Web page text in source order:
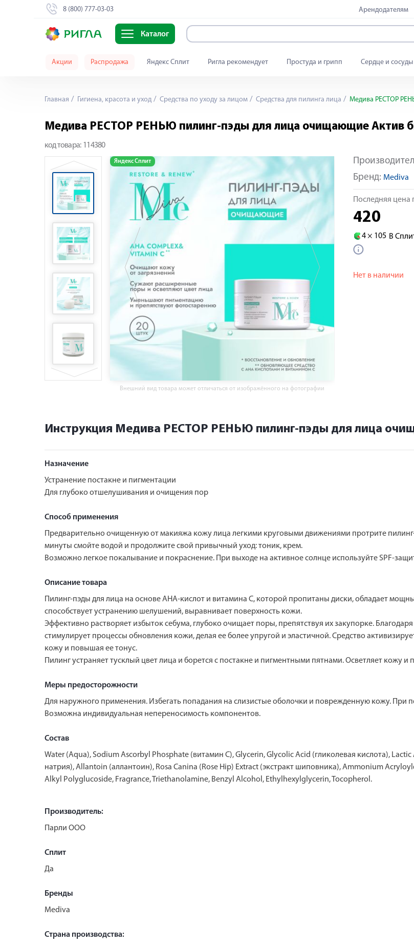
8 (800) 777-03-03 Арендодателям
Каталог
Акции Распродажа Яндекс Сплит Ригла рекомендует Простуда и грипп Сердце и сосуды
Главная Гигиена, красота и уход Средства по уходу за лицом Средства для пилинга лица Медива РЕСТОР
Медива РЕСТОР РЕНЬЮ пилинг-пэды для лица очищающие Актив
код товара: 114380
Яндекс Сплит Яндекс Сплит
Внешний вид товара может отличаться от изображённого на фотографии
Бренд: Mediva
Последняя
420
4 × 105 В
Нет в наличии
Инструкция Медива РЕСТОР РЕНЬЮ пилинг-пэды для лица
Назначение
Устранение постакне и пигментации
Для глубоко отшелушивания и очищения пор
Способ применения
Предварительно очищенную от макияжа кожу лица легкими круговыми движениями протрите пилинг-
минуты смойте водой и продолжите свой привычный уход: тоник, крем.
Возможно легкое покалывание и покраснение. При выходе на активное солнце используйте SPF-
Описание товара
Пилинг-пэды для лица на основе АНА-кислот и витамина С, которой пропитаны диски, обладает
способствует устранению шелушений, выравнивает поверхность кожи.
Эффективно растворяет избыток себума, глубоко очищает поры, препятствуя их закупорке.
стимулирует процессы обновления кожи, делая ее более упругой и эластичной. Средство
кожу и повышая ее тонус.
Пилинг устраняет тусклый цвет лица и борется с постакне и пигментными пятнами. Осветляет кожу
Меры предосторожности
Для наружного применения. Избегать попадания на слизистые оболочки и поврежденную кожу. При
Возможна индивидуальная непереносимость компонентов.
Состав
Water (Aqua), Sodium Ascorbyl Phosphate (витамин С), Glycerin, Glycolic Acid (гликолевая кислота),
натрия), Allаntoin (аллантоин), Rosa Canina (Rose Hip) Extract (экстракт шиповника), Ammonium
Alkyl Polyglucoside, Fragrance, Triethanolamine, Benzyl Alcohol, Ethylhexylglycerin, Tocopherol.
Производитель:
Парли ООО
Сплит
Да
Бренды
Mediva
Страна производства: